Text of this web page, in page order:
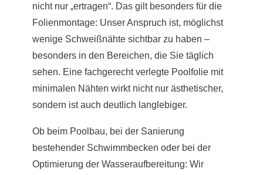
nicht nur „ertragen“. Das gilt besonders für die
Folienmontage: Unser Anspruch ist, möglichst
wenige Schweißnähte sichtbar zu haben –
besonders in den Bereichen, die Sie täglich
sehen. Eine fachgerecht verlegte Poolfolie mit
minimalen Nähten wirkt nicht nur ästhetischer,
sondern ist auch deutlich langlebiger.
Ob beim Poolbau, bei der Sanierung
bestehender Schwimmbecken oder bei der
Optimierung der Wasseraufbereitung: Wir